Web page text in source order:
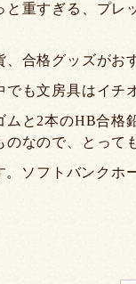
重すぎる、プ
合格グッズがお
も文房具はイチ
と2本のHB合
なので、とって
ソフトバンク